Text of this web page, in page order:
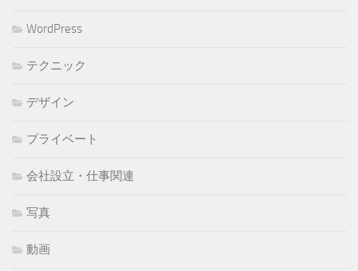
WordPress
テクニック
デザイン
プライベート
会社設立・仕事関連
写真
動画